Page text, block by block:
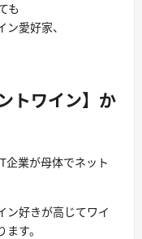
も
愛好家、
トワイン】か
企業が母体でネット
ン好きが高じてワイ
す。